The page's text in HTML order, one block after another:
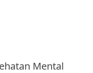
Mental